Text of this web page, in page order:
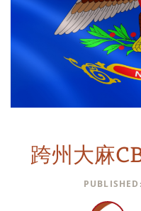
跨州大麻